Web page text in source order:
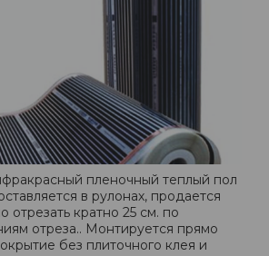
пленочный теплый пол
в рулонах, продается
кратно 25 см. по
отреза.. Монтируется прямо
без плиточного клея и